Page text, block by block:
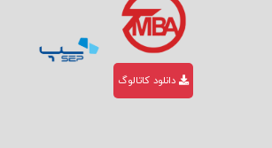
دانلود کاتالوگ